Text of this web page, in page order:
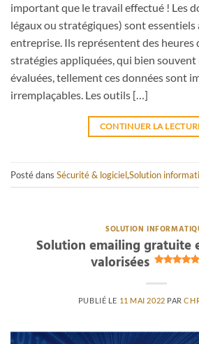
important que le travail effectué ! Les
légaux ou stratégiques) sont essentiels
entreprise. Ils représentent des heures
stratégies appliquées, qui bien
évaluées, tellement ces données sont
irremplaçables. Les outils […]
CONTINUER LA
Posté dans Sécurité & logiciel,Solution
SOLUTION
Solution emailing gratuite
valorisées
PUBLIÉ LE 11 MAI 2022 PAR